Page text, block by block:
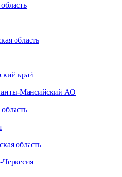
область
край
Мансийский АО
область
Черкесия